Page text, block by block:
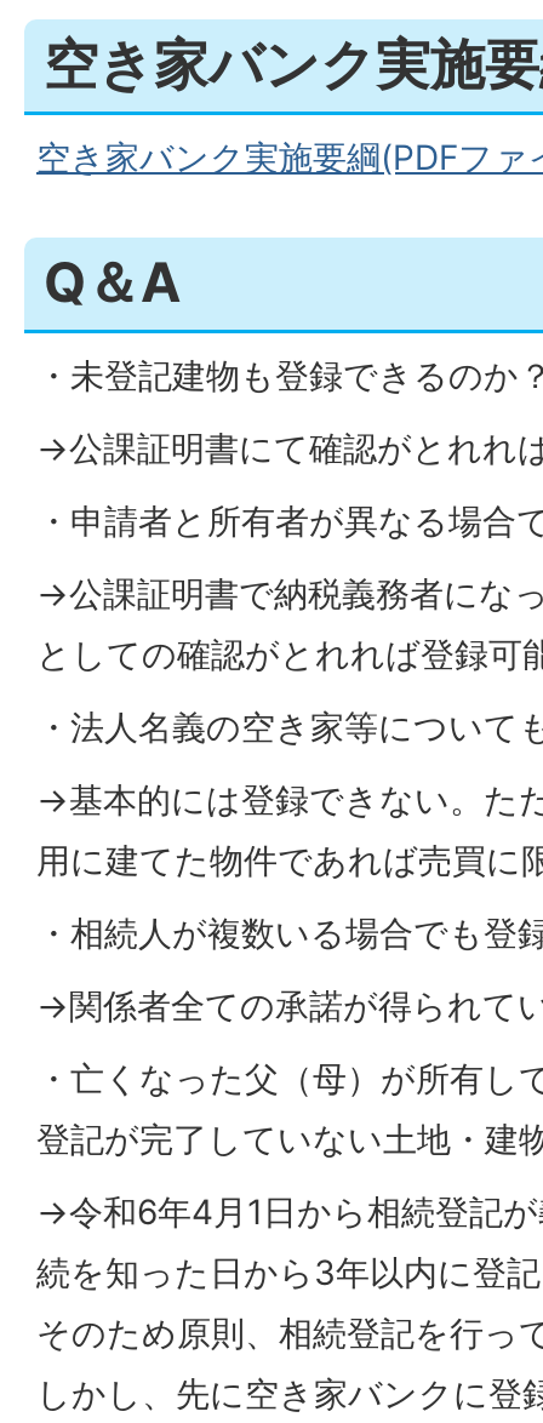
空き家バンク実施
空き家バンク実施要綱(PDFファ
Q＆A
・未登記建物も登録できるのか
→公課証明書にて確認がとれれ
・申請者と所有者が異なる場合
→公課証明書で納税義務者にな
としての確認がとれれば登録可
・法人名義の空き家等について
→基本的には登録できない。た
用に建てた物件であれば売買に
・相続人が複数いる場合でも登
→関係者全ての承諾が得られて
・亡くなった父（母）が所有し
登記が完了していない土地・建
→令和6年4月1日から相続登記
続を知った日から3年以内に登
そのため原則、相続登記を行っ
しかし、先に空き家バンクに登